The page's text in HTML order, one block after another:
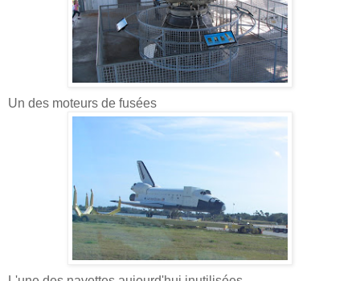
Un des moteurs de fusées